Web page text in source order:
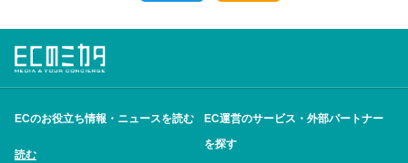
ECのお役立ち情報・ニュースを読む
読む
EC運営のサービス・外部パートナー
を探す